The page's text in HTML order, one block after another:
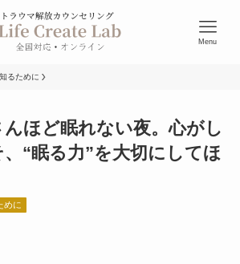
Menu
るために
ほど眠れない夜。心がし
“眠る力”を大切にしてほ
めに